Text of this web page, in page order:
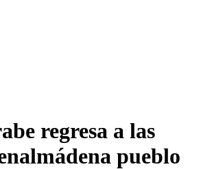
regresa a las
pueblo